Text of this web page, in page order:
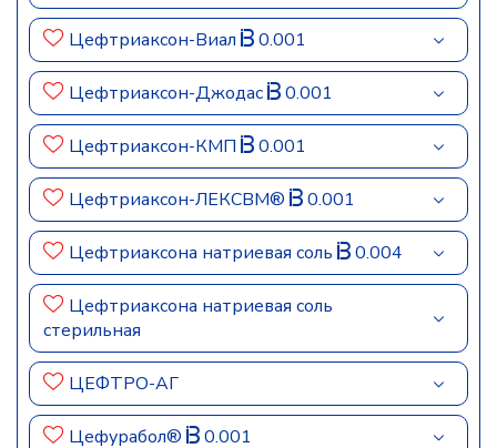
Цефтриаксон-Виал 0.001
Цефтриаксон-Джодас 0.001
Цефтриаксон-КМП 0.001
Цефтриаксон-ЛЕКСВМ® 0.001
Цефтриаксона натриевая соль 0.004
Цефтриаксона натриевая соль
стерильная
ЦЕФТРО-АГ
Цефурабол® 0.001